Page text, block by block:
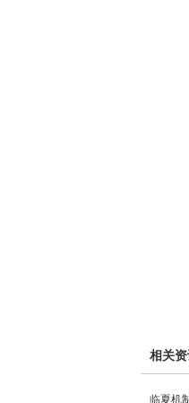
相关
临夏机